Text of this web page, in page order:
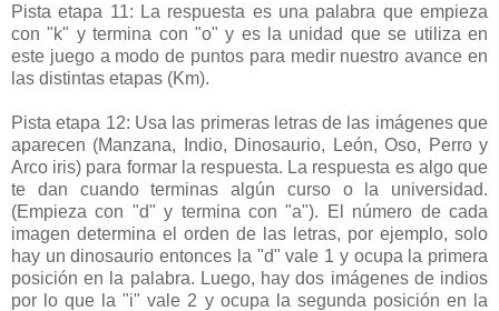
Pista etapa 11: La respuesta es una palabra que empieza
con "k" y termina con "o" y es la unidad que se utiliza en
este juego a modo de puntos para medir nuestro avance en
las distintas etapas (Km).
Pista etapa 12: Usa las primeras letras de las imágenes que
aparecen (Manzana, Indio, Dinosaurio, León, Oso, Perro y
Arco iris) para formar la respuesta. La respuesta es algo que
te dan cuando terminas algún curso o la universidad.
(Empieza con "d" y termina con "a"). El número de cada
imagen determina el orden de las letras, por ejemplo, solo
hay un dinosaurio entonces la "d" vale 1 y ocupa la primera
posición en la palabra. Luego, hay dos imágenes de indios
por lo que la "i" vale 2 y ocupa la segunda posición en la